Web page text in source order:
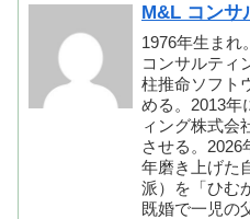
M&L コンサ
1976年生まれ
コンサルティ
柱推命ソフト
める。2013年
ィング株式会
させる。2026
年磨き上げた
派）を「ひむ
既婚で一児の